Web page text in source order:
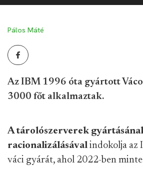
Pálos Máté
Az IBM 1996 óta gyártott
3000 főt alkalmaztak.
A tárolószerverek
racionalizálásával indokolja az
váci gyárát, ahol 2022-ben